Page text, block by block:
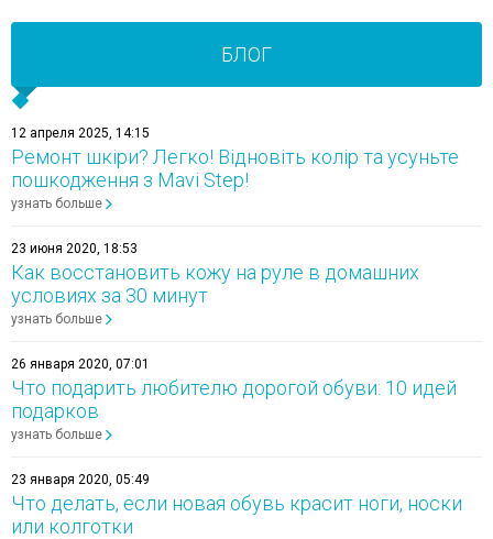
БЛОГ
12 апреля 2025, 14:15
Ремонт шкіри? Легко! Відновіть колір та усуньте
пошкодження з Mavi Step!
узнать больше
23 июня 2020, 18:53
Как восстановить кожу на руле в домашних
условиях за 30 минут
узнать больше
26 января 2020, 07:01
Что подарить любителю дорогой обуви: 10 идей
подарков
узнать больше
23 января 2020, 05:49
Что делать, если новая обувь красит ноги, носки
или колготки